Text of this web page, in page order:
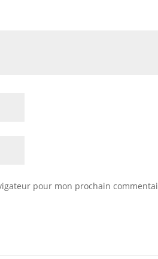
pour mon prochain